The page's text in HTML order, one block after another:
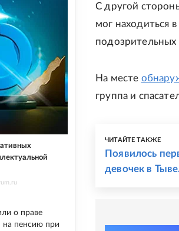
С другой
мог находиться
На месте
группа и
ЧИТАЙТЕ ТАКЖЕ
Появилось
девочек в
о праве
на пенсию при